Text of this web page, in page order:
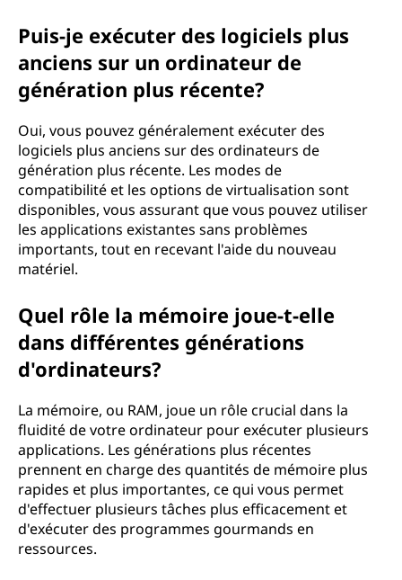
Puis-je exécuter des logiciels plus
anciens sur un ordinateur de
génération plus récente?
Oui, vous pouvez généralement exécuter des
logiciels plus anciens sur des ordinateurs de
génération plus récente. Les modes de
compatibilité et les options de virtualisation sont
disponibles, vous assurant que vous pouvez utiliser
les applications existantes sans problèmes
importants, tout en recevant l'aide du nouveau
matériel.
Quel rôle la mémoire joue-t-elle
dans différentes générations
d'ordinateurs?
La mémoire, ou RAM, joue un rôle crucial dans la
fluidité de votre ordinateur pour exécuter plusieurs
applications. Les générations plus récentes
prennent en charge des quantités de mémoire plus
rapides et plus importantes, ce qui vous permet
d'effectuer plusieurs tâches plus efficacement et
d'exécuter des programmes gourmands en
ressources.